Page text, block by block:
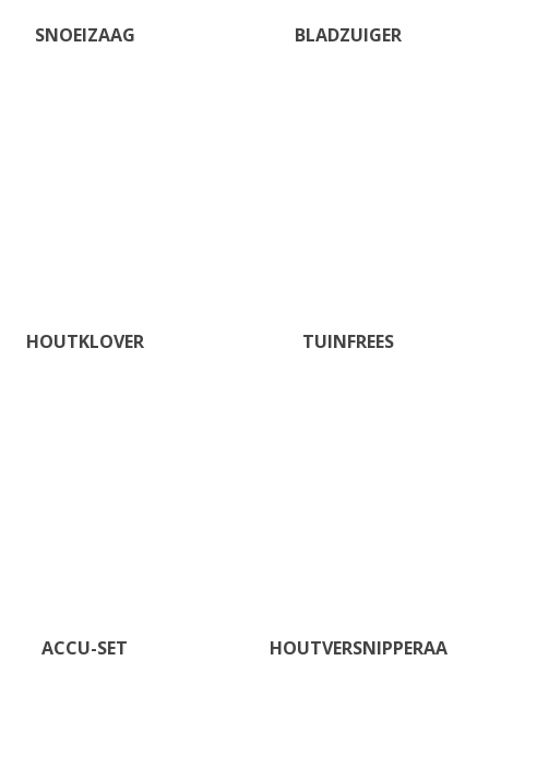
SNOEIZAAG BLADZUIGER
HOUTKLOVER TUINFREES
ACCU-SET HOUTVERSNIPPERAAR